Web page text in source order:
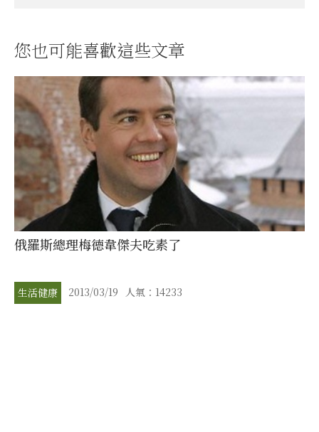
您也可能喜歡這些文章
俄羅斯總理梅德韋傑夫吃素了
生活健康 2013/03/19 人氣：14233